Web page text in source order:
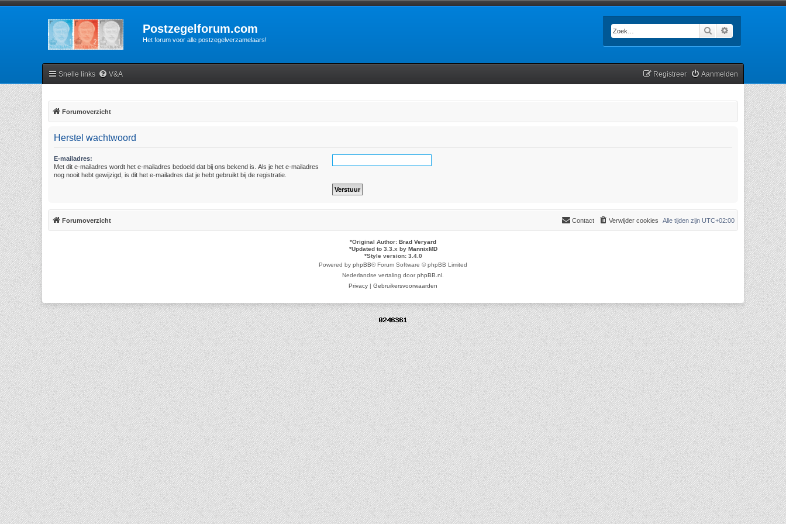
Postzegelforum.com
Het forum voor alle postzegelverzamelaars!
Zoek
Snelle links V&A Aanmelden
Registreer
Forumoverzicht
Herstel wachtwoord
E-mailadres:
Met dit e-mailadres wordt het e-mailadres bedoeld dat bij ons bekend is. Als je het e-mailadres
nog nooit hebt gewijzigd, is dit het e-mailadres dat je hebt gebruikt bij de registratie.
Forumoverzicht Alle tijden zijn UTC+02:00
Verwijder cookies
Contact
*Original Author: Brad Veryard
*Updated to 3.3.x by MannixMD
*Style version: 3.4.0
Powered by phpBB® Forum Software © phpBB Limited
Nederlandse vertaling doorphpBB.nl
Privacy | Gebruikersvoorwaarden